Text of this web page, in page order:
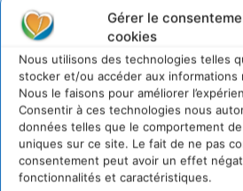
Gérer le
cookies
Nous utilisons des technologies telles
stocker et/ou accéder aux informations
Nous le faisons pour améliorer
Consentir à ces technologies nous
données telles que le comportement
uniques sur ce site. Le fait de ne pas
consentement peut avoir un effet
fonctionnalités et caractéristiques.